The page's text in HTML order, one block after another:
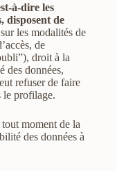
à-dire les
disposent de
les modalités de
de
droit à la
des données,
refuser de faire
le profilage.
moment de la
des données à